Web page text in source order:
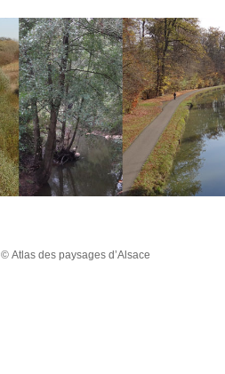
© Atlas des paysages d’Alsace